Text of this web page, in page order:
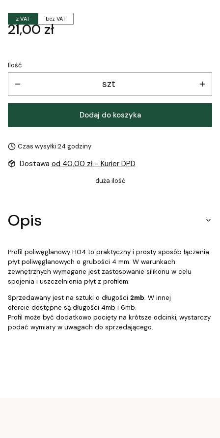
z VAT bez VAT
Cena
21,00 zł
Ilość
szt
Dodaj do koszyka
Czas wysyłki:24 godziny
Dostawa od 40,00 zł - Kurier DPD
duża ilość
Opis
Profil poliwęglanowy H04 to praktyczny i prosty sposób łączenia
płyt poliwęglanowych o grubości 4 mm. W warunkach
zewnętrznych wymagane jest zastosowanie silikonu w celu
spojenia i uszczelnienia płyt z profilem.
Sprzedawany jest na sztuki o długości 2mb. W innej
ofercie dostępne są długości 4mb i 6mb.
Profil może być dodatkowo pocięty na krótsze odcinki, wystarczy
podać wymiary w uwagach do sprzedającego.